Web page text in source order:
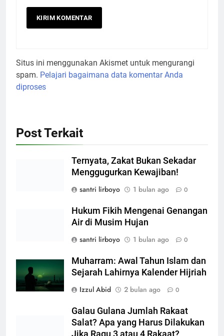
Situs ini menggunakan Akismet untuk mengurangi
spam. Pelajari bagaimana data komentar Anda
diproses
Post Terkait
Ternyata, Zakat Bukan Sekadar
Menggugurkan Kewajiban!
santri lirboyo
1 bulan ago 0
Hukum Fikih Mengenai Genangan
Air di Musim Hujan
santri lirboyo
1 bulan ago 0
Muharram: Awal Tahun Islam dan
Sejarah Lahirnya Kalender Hijriah
Izzul Abid
2 bulan ago 0
Galau Gulana Jumlah Rakaat
Salat? Apa yang Harus Dilakukan